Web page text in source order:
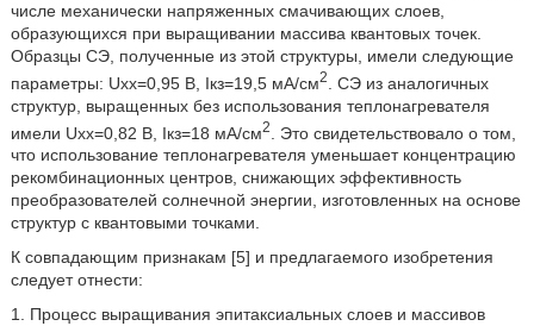
числе механически напряженных смачивающих слоев,
образующихся при выращивании массива квантовых точек.
Образцы СЭ, полученные из этой структуры, имели следующие
параметры: Uxx=0,95 В, Iкз=19,5 мА/см2
. СЭ из аналогичных
структур, выращенных без использования теплонагревателя
имели Uxx=0,82 B, Iкз=18 мА/см2
. Это свидетельствовало о том,
что использование теплонагревателя уменьшает концентрацию
рекомбинационных центров, снижающих эффективность
преобразователей солнечной энергии, изготовленных на основе
структур с квантовыми точками.
К совпадающим признакам [5] и предлагаемого изобретения
следует отнести:
1. Процесс выращивания эпитаксиальных слоев и массивов